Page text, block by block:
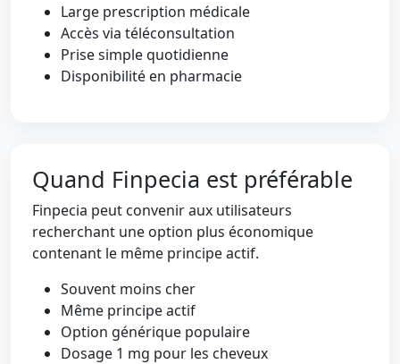
Large prescription médicale
Accès via téléconsultation
Prise simple quotidienne
Disponibilité en pharmacie
Quand Finpecia est préférable
Finpecia peut convenir aux utilisateurs
recherchant une option plus économique
contenant le même principe actif.
Souvent moins cher
Même principe actif
Option générique populaire
Dosage 1 mg pour les cheveux